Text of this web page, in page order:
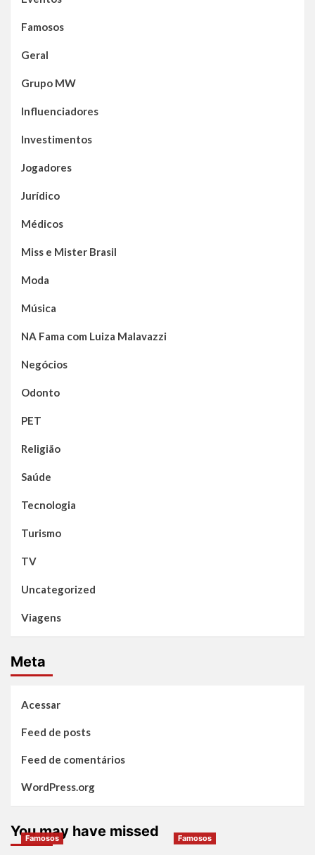
Famosos
Geral
Grupo MW
Influenciadores
Investimentos
Jogadores
Jurídico
Médicos
Miss e Mister Brasil
Moda
Música
NA Fama com Luiza Malavazzi
Negócios
Odonto
PET
Religião
Saúde
Tecnologia
Turismo
TV
Uncategorized
Viagens
Meta
Acessar
Feed de posts
Feed de comentários
WordPress.org
You may have missed
Famosos Famosos